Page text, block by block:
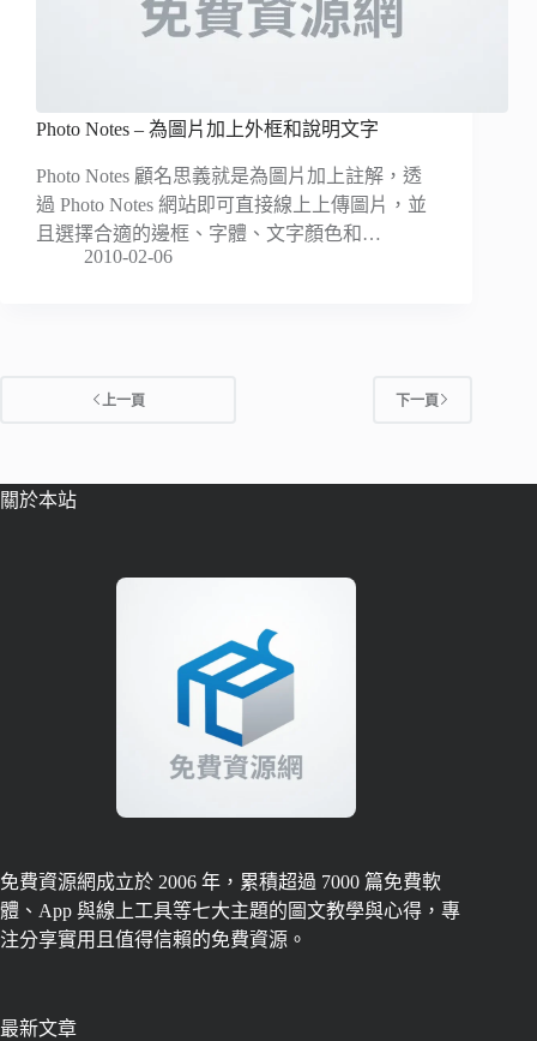
Photo Notes – 為圖片加上外框和說明文字
Photo Notes 顧名思義就是為圖片加上註解，透
過 Photo Notes 網站即可直接線上上傳圖片，並
且選擇合適的邊框、字體、文字顏色和…
2010-02-06
上一頁 下一頁
關於本站
免費資源網成立於 2006 年，累積超過 7000 篇免費軟
體、App 與線上工具等七大主題的圖文教學與心得，專
注分享實用且值得信賴的免費資源。
最新文章